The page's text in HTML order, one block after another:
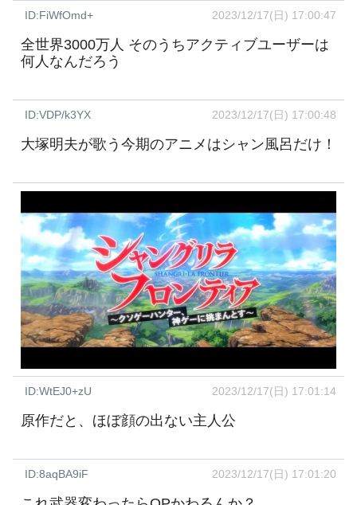
ID:FiWfOmd+ 2023/12/17(日) 17:00:47
全世界3000万人 そのうちアクティブユーザーは
何人なんだろう
ID:VDP/k3YX 2023/12/17(日) 17:00:48
大塚明夫が歌う今期のアニメはシャン風呂だけ！
ID:WtEJ0+zU 2023/12/17(日) 17:01:14
原作だと、ほぼ顔の出ない主人公
ID:8aqBA9iF 2023/12/17(日) 17:01:20